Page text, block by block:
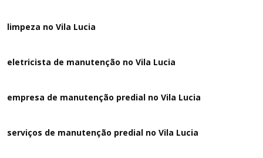
limpeza no Vila Lucia
eletricista de manutenção no Vila Lucia
empresa de manutenção predial no Vila Lucia
serviços de manutenção predial no Vila Lucia